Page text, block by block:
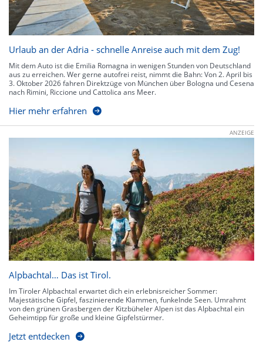
Urlaub an der Adria - schnelle Anreise auch mit dem Zug!
Mit dem Auto ist die Emilia Romagna in wenigen Stunden von Deutschland
aus zu erreichen. Wer gerne autofrei reist, nimmt die Bahn: Von 2. April bis
3. Oktober 2026 fahren Direktzüge von München über Bologna und Cesena
nach Rimini, Riccione und Cattolica ans Meer.
Hier mehr erfahren
ANZEIGE
Alpbachtal… Das ist Tirol.
Im Tiroler Alpbachtal erwartet dich ein erlebnisreicher Sommer:
Majestätische Gipfel, faszinierende Klammen, funkelnde Seen. Umrahmt
von den grünen Grasbergen der Kitzbüheler Alpen ist das Alpbachtal ein
Geheimtipp für große und kleine Gipfelstürmer.
Jetzt entdecken